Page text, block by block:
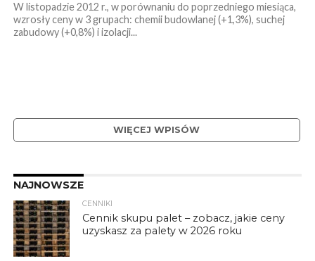
W listopadzie 2012 r., w porównaniu do poprzedniego miesiąca,
wzrosły ceny w 3 grupach: chemii budowlanej (+1,3%), suchej
zabudowy (+0,8%) i izolacji...
WIĘCEJ WPISÓW
NAJNOWSZE
CENNIKI
Cennik skupu palet – zobacz, jakie ceny
uzyskasz za palety w 2026 roku